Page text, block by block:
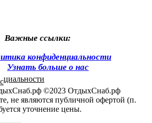
Важные ссылки:
конфиденциальности
Узнать больше о нас
©2023 ОтдыхСнаб.рф
не являются публичной офертой (п.
уточнение цены.